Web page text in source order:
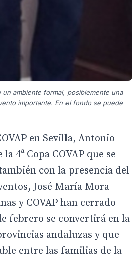
ambiente formal, posiblemente una
importante. En el fondo se puede
en Sevilla, Antonio
4ª Copa COVAP que se
con la presencia del
José María Mora
y COVAP han cerrado
febrero se convertirá en la
andaluzas y que
entre las familias de la